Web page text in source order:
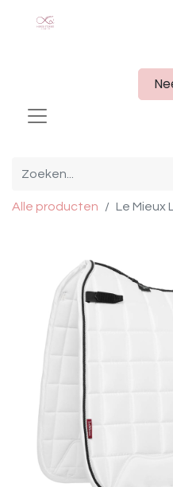
Alle producten Le Mieux